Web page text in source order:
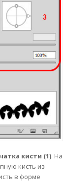
кисти (1). На
кисть из
в форме